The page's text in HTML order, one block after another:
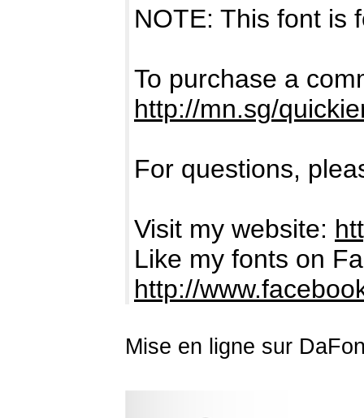
NOTE: This font is
To purchase a
http://mn.sg/
For questions,
Visit my website:
Like my fonts on
http://
Mise en ligne sur